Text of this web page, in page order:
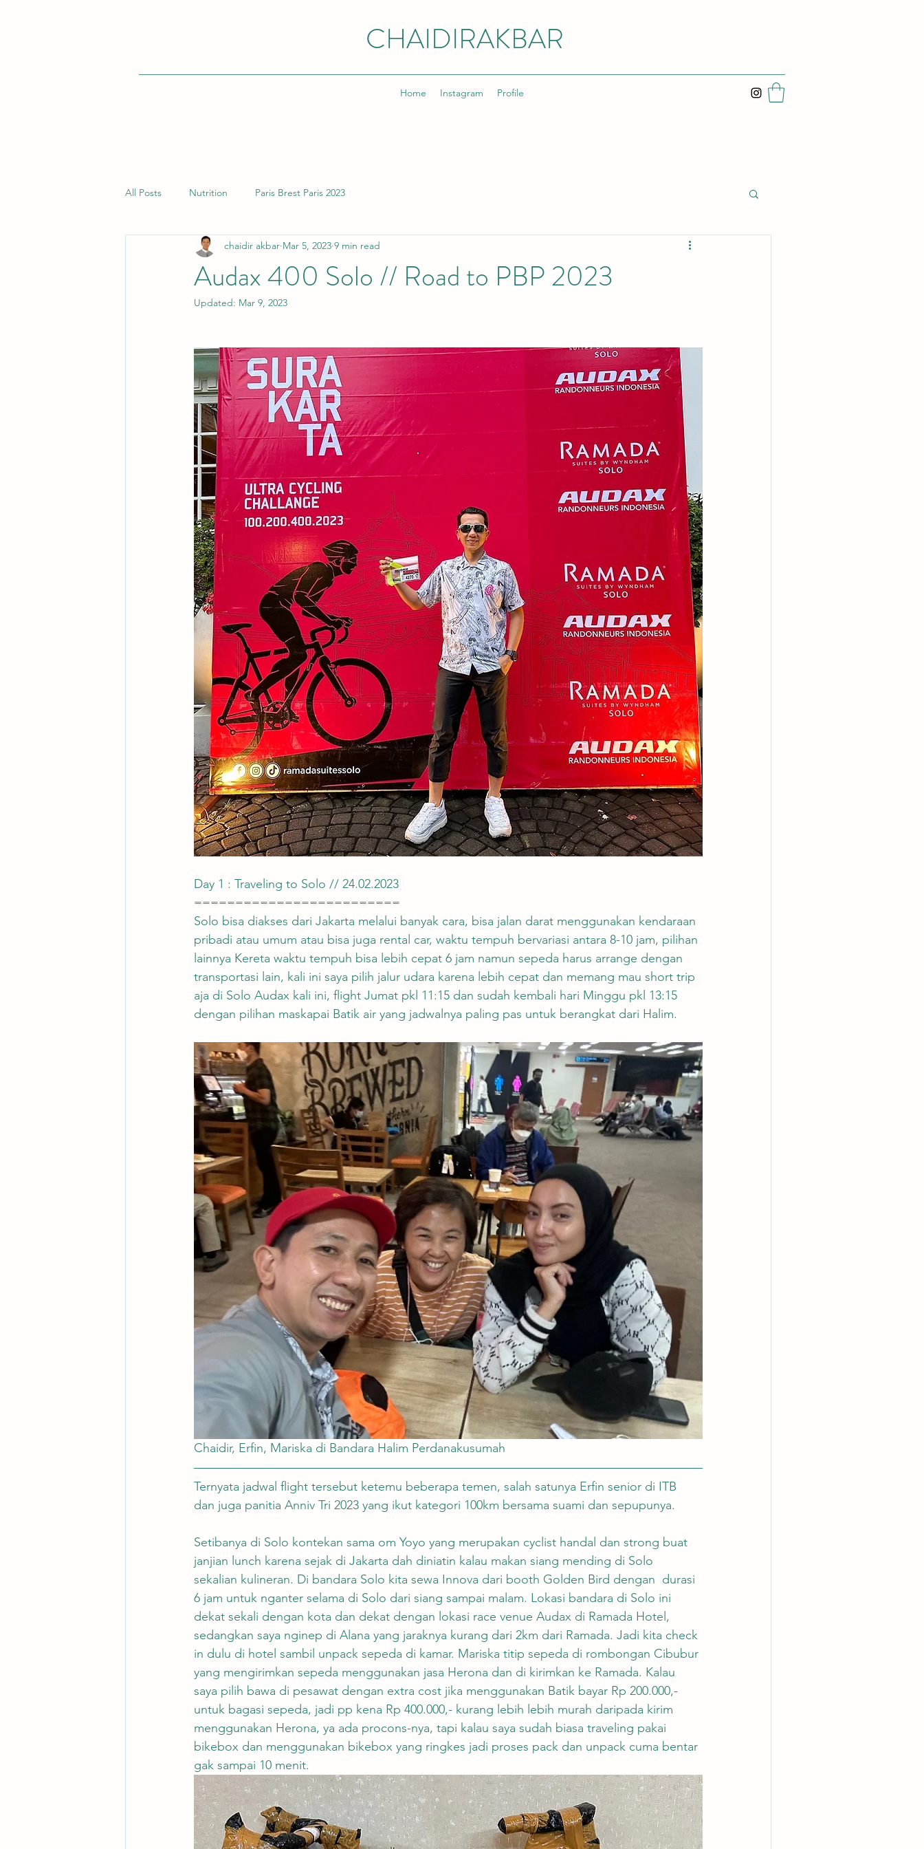
CHAIDIRAKBAR
Home Instagram Profile
All Posts Nutrition Paris Brest Paris 2023
Audax 400 Solo // Road to PBP 2023
chaidir akbar Mar 5, 2023 9 min read
Updated: Mar 9, 2023
Day 1 : Traveling to Solo // 24.02.2023
=========================
Solo bisa diakses dari Jakarta melalui banyak cara, bisa jalan darat menggunakan kendaraan
pribadi atau umum atau bisa juga rental car, waktu tempuh bervariasi antara 8-10 jam, pilihan
lainnya Kereta waktu tempuh bisa lebih cepat 6 jam namun sepeda harus arrange dengan
transportasi lain, kali ini saya pilih jalur udara karena lebih cepat dan memang mau short trip
aja di Solo Audax kali ini, flight Jumat pkl 11:15 dan sudah kembali hari Minggu pkl 13:15
dengan pilihan maskapai Batik air yang jadwalnya paling pas untuk berangkat dari Halim.
Chaidir, Erfin, Mariska di Bandara Halim Perdanakusumah
Ternyata jadwal flight tersebut ketemu beberapa temen, salah satunya Erfin senior di ITB
dan juga panitia Anniv Tri 2023 yang ikut kategori 100km bersama suami dan sepupunya.
Setibanya di Solo kontekan sama om Yoyo yang merupakan cyclist handal dan strong buat
janjian lunch karena sejak di Jakarta dah diniatin kalau makan siang mending di Solo
sekalian kulineran. Di bandara Solo kita sewa Innova dari booth Golden Bird dengan  durasi
6 jam untuk nganter selama di Solo dari siang sampai malam. Lokasi bandara di Solo ini
dekat sekali dengan kota dan dekat dengan lokasi race venue Audax di Ramada Hotel,
sedangkan saya nginep di Alana yang jaraknya kurang dari 2km dari Ramada. Jadi kita check
in dulu di hotel sambil unpack sepeda di kamar. Mariska titip sepeda di rombongan Cibubur
yang mengirimkan sepeda menggunakan jasa Herona dan di kirimkan ke Ramada. Kalau
saya pilih bawa di pesawat dengan extra cost jika menggunakan Batik bayar Rp 200.000,-
untuk bagasi sepeda, jadi pp kena Rp 400.000,- kurang lebih lebih murah daripada kirim
menggunakan Herona, ya ada procons-nya, tapi kalau saya sudah biasa traveling pakai
bikebox dan menggunakan bikebox yang ringkes jadi proses pack dan unpack cuma bentar
gak sampai 10 menit.